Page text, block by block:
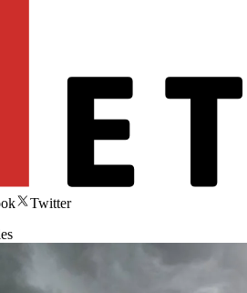
Twitter